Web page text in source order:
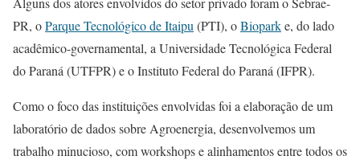
PR, oParque Tecnológico de Itaipu (PTI), oBioparke, do lado
acadêmico-governamental, a Universidade Tecnológica Federal
do Paraná (UTFPR) e o Instituto Federal do Paraná (IFPR).
Como o foco das instituições envolvidas foi a elaboração de um
laboratório de dados sobre Agroenergia, desenvolvemos um
trabalho minucioso, com workshops e alinhamentos entre todos os